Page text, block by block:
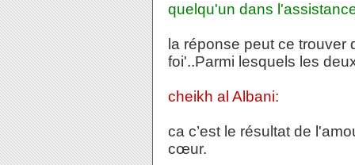
quelqu'un dans
la réponse peut ce
foi'..Parmi lesquels les
cheikh al Albani:
ca c’est le résultat de
cœur.